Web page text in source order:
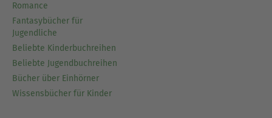
Romance
Fantasybücher für
Jugendliche
Beliebte Kinderbuchreihen
Beliebte Jugendbuchreihen
Bücher über Einhörner
Wissensbücher für Kinder